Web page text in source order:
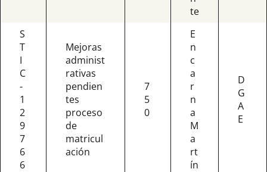
te
S
T
I
C
-
1
2
9
7
6
6
Mejoras
administ
rativas
pendien
tes
proceso
de
matricul
ación
7
5
0
E
n
c
a
r
n
a
M
a
rt
ín
D
G
A
E